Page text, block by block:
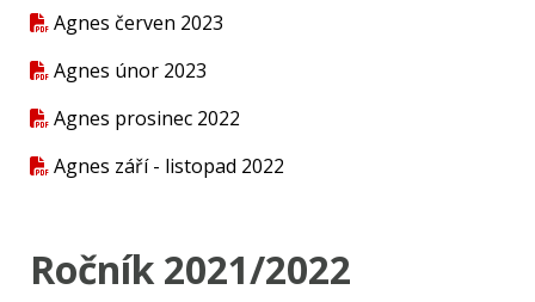
Agnes červen 2023
Agnes únor 2023
Agnes prosinec 2022
Agnes září - listopad 2022
Ročník 2021/2022